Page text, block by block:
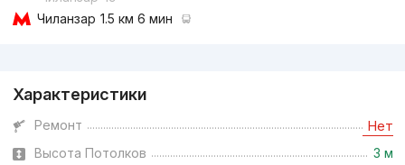
Чиланзар 1.5 км 6 мин
Характеристики
Ремонт Нет
Высота Потолков 3 м